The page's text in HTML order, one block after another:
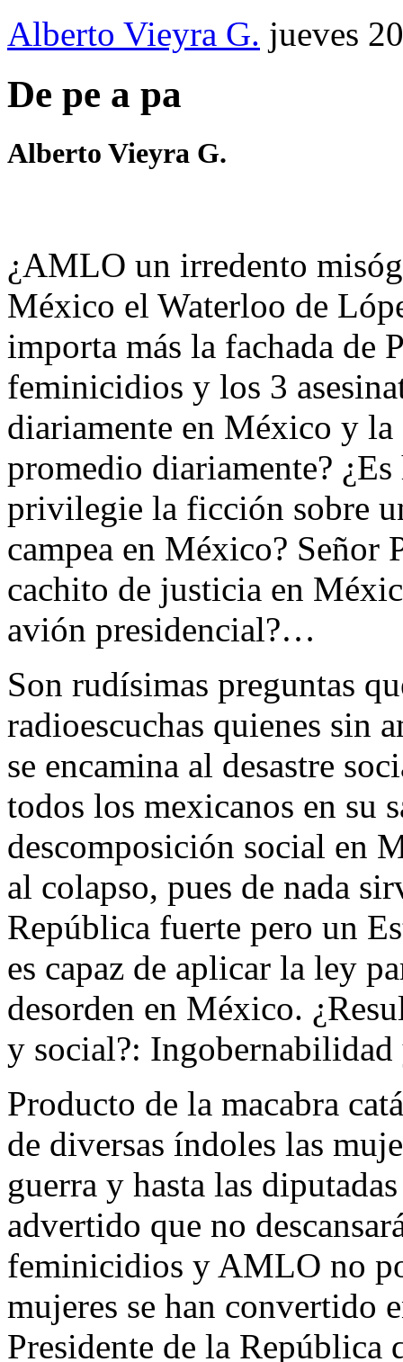
Alberto Vieyra G. jueves
De pe a pa
Alberto Vieyra G.
¿AMLO un irredento
México el Waterloo de
importa más la fachada de
feminicidios y los 3
diariamente en México y
promedio diariamente?
privilegie la ficción sobre
campea en México? Señor
cachito de justicia en
avión presidencial?…
Son rudísimas preguntas
radioescuchas quienes sin
se encamina al desastre
todos los mexicanos en su
descomposición social en
al colapso, pues de nada
República fuerte pero un
es capaz de aplicar la ley
desorden en México.
y social?:
Producto de la macabra
de diversas índoles las
guerra y hasta las
advertido que no
feminicidios y AMLO no
mujeres se han convertido
Presidente de la República